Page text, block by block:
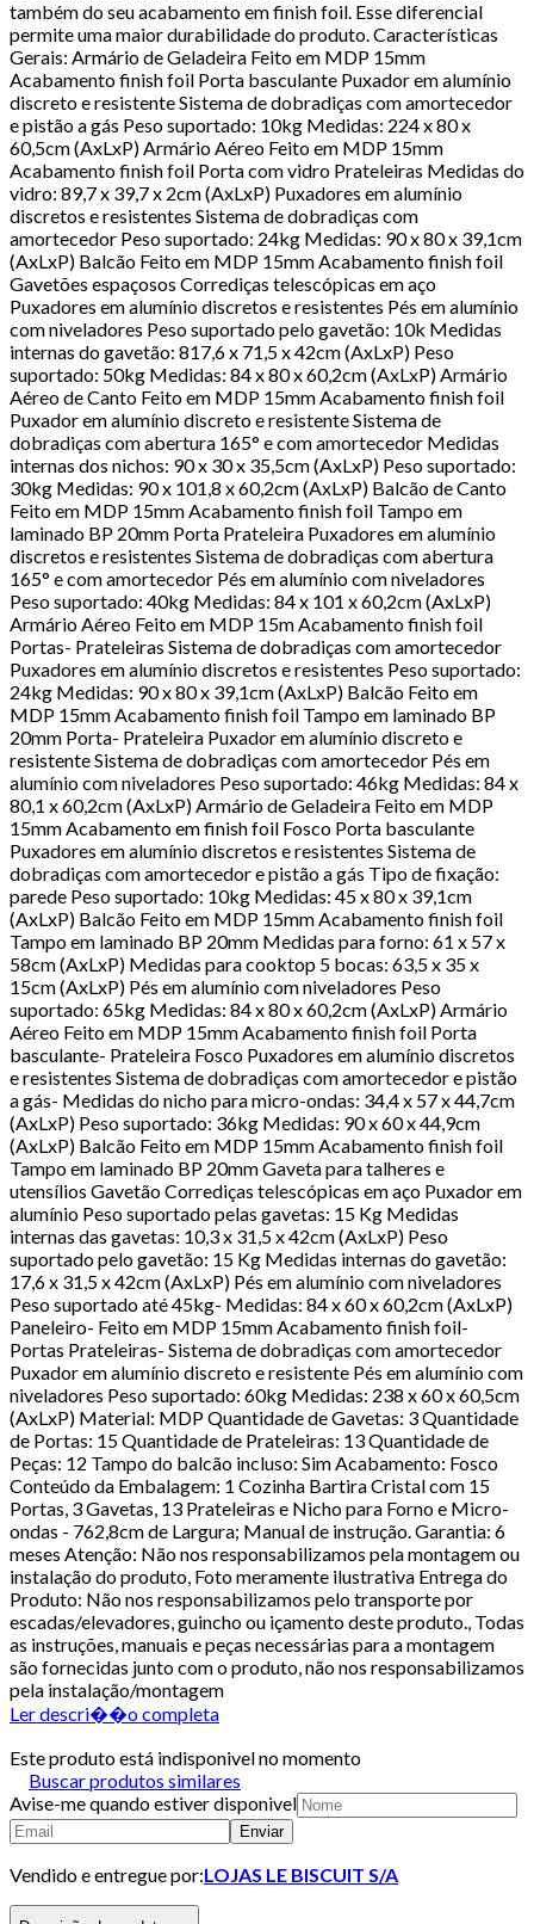
também do seu acabamento em finish foil. Esse diferencial
permite uma maior durabilidade do produto. Características
Gerais: Armário de Geladeira Feito em MDP 15mm
Acabamento finish foil Porta basculante Puxador em alumínio
discreto e resistente Sistema de dobradiças com amortecedor
e pistão a gás Peso suportado: 10kg Medidas: 224 x 80 x
60,5cm (AxLxP) Armário Aéreo Feito em MDP 15mm
Acabamento finish foil Porta com vidro Prateleiras Medidas do
vidro: 89,7 x 39,7 x 2cm (AxLxP) Puxadores em alumínio
discretos e resistentes Sistema de dobradiças com
amortecedor Peso suportado: 24kg Medidas: 90 x 80 x 39,1cm
(AxLxP) Balcão Feito em MDP 15mm Acabamento finish foil
Gavetões espaçosos Corrediças telescópicas em aço
Puxadores em alumínio discretos e resistentes Pés em alumínio
com niveladores Peso suportado pelo gavetão: 10k Medidas
internas do gavetão: 817,6 x 71,5 x 42cm (AxLxP) Peso
suportado: 50kg Medidas: 84 x 80 x 60,2cm (AxLxP) Armário
Aéreo de Canto Feito em MDP 15mm Acabamento finish foil
Puxador em alumínio discreto e resistente Sistema de
dobradiças com abertura 165° e com amortecedor Medidas
internas dos nichos: 90 x 30 x 35,5cm (AxLxP) Peso suportado:
30kg Medidas: 90 x 101,8 x 60,2cm (AxLxP) Balcão de Canto
Feito em MDP 15mm Acabamento finish foil Tampo em
laminado BP 20mm Porta Prateleira Puxadores em alumínio
discretos e resistentes Sistema de dobradiças com abertura
165° e com amortecedor Pés em alumínio com niveladores
Peso suportado: 40kg Medidas: 84 x 101 x 60,2cm (AxLxP)
Armário Aéreo Feito em MDP 15m Acabamento finish foil
Portas- Prateleiras Sistema de dobradiças com amortecedor
Puxadores em alumínio discretos e resistentes Peso suportado:
24kg Medidas: 90 x 80 x 39,1cm (AxLxP) Balcão Feito em
MDP 15mm Acabamento finish foil Tampo em laminado BP
20mm Porta- Prateleira Puxador em alumínio discreto e
resistente Sistema de dobradiças com amortecedor Pés em
alumínio com niveladores Peso suportado: 46kg Medidas: 84 x
80,1 x 60,2cm (AxLxP) Armário de Geladeira Feito em MDP
15mm Acabamento em finish foil Fosco Porta basculante
Puxadores em alumínio discretos e resistentes Sistema de
dobradiças com amortecedor e pistão a gás Tipo de fixação:
parede Peso suportado: 10kg Medidas: 45 x 80 x 39,1cm
(AxLxP) Balcão Feito em MDP 15mm Acabamento finish foil
Tampo em laminado BP 20mm Medidas para forno: 61 x 57 x
58cm (AxLxP) Medidas para cooktop 5 bocas: 63,5 x 35 x
15cm (AxLxP) Pés em alumínio com niveladores Peso
suportado: 65kg Medidas: 84 x 80 x 60,2cm (AxLxP) Armário
Aéreo Feito em MDP 15mm Acabamento finish foil Porta
basculante- Prateleira Fosco Puxadores em alumínio discretos
e resistentes Sistema de dobradiças com amortecedor e pistão
a gás- Medidas do nicho para micro-ondas: 34,4 x 57 x 44,7cm
(AxLxP) Peso suportado: 36kg Medidas: 90 x 60 x 44,9cm
(AxLxP) Balcão Feito em MDP 15mm Acabamento finish foil
Tampo em laminado BP 20mm Gaveta para talheres e
utensílios Gavetão Corrediças telescópicas em aço Puxador em
alumínio Peso suportado pelas gavetas: 15 Kg Medidas
internas das gavetas: 10,3 x 31,5 x 42cm (AxLxP) Peso
suportado pelo gavetão: 15 Kg Medidas internas do gavetão:
17,6 x 31,5 x 42cm (AxLxP) Pés em alumínio com niveladores
Peso suportado até 45kg- Medidas: 84 x 60 x 60,2cm (AxLxP)
Paneleiro- Feito em MDP 15mm Acabamento finish foil-
Portas Prateleiras- Sistema de dobradiças com amortecedor
Puxador em alumínio discreto e resistente Pés em alumínio com
niveladores Peso suportado: 60kg Medidas: 238 x 60 x 60,5cm
(AxLxP) Material: MDP Quantidade de Gavetas: 3 Quantidade
de Portas: 15 Quantidade de Prateleiras: 13 Quantidade de
Peças: 12 Tampo do balcão incluso: Sim Acabamento: Fosco
Conteúdo da Embalagem: 1 Cozinha Bartira Cristal com 15
Portas, 3 Gavetas, 13 Prateleiras e Nicho para Forno e Micro-
ondas - 762,8cm de Largura; Manual de instrução. Garantia: 6
meses Atenção: Não nos responsabilizamos pela montagem ou
instalação do produto, Foto meramente ilustrativa Entrega do
Produto: Não nos responsabilizamos pelo transporte por
escadas/elevadores, guincho ou içamento deste produto., Todas
as instruções, manuais e peças necessárias para a montagem
são fornecidas junto com o produto, não nos responsabilizamos
pela instalação/montagem
Ler descri��o completa
Este produto está indisponivel no momento
Buscar produtos similares
Avise-me quando estiver disponivel
Enviar
Vendido e entregue por:LOJAS LE BISCUIT S/A